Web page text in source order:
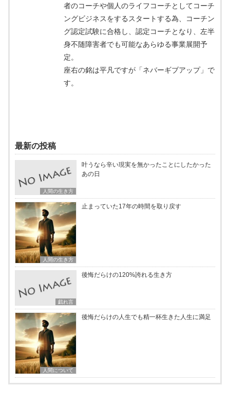
者のコーチや個人のライフコーチとしてコーチ
ングビジネスをするスタートする為、コーチン
グ認定試験に合格し、認定コーチとなり、左半
身不随障害者でも可能なあらゆる事業展開予
定。
座右の銘は平凡ですが「ネバーギブアップ」で
す。
最新の投稿
人間の生き方
叶うなら辛い現実を無かったことにしたかった
あの日
人間の生き方
止まっていた17年の時間を取り戻す
戯れ言
後悔だらけの120%誇れる生き方
人間について
後悔だらけの人生でも精一杯生きた人生に満足